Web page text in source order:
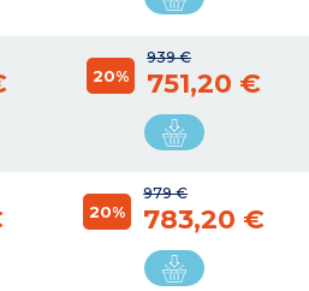
939 €
20% 751,20 €
979 €
20% 783,20 €